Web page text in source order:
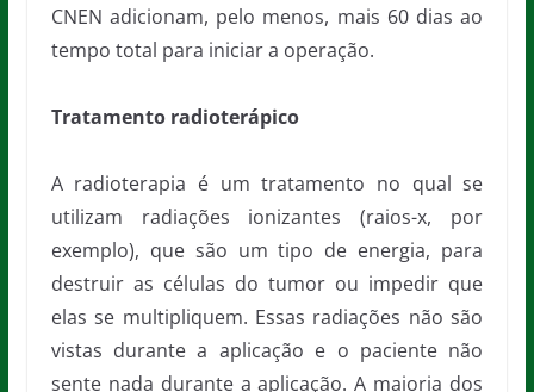
CNEN adicionam, pelo menos, mais 60 dias ao
tempo total para iniciar a operação.
Tratamento radioterápico
A radioterapia é um tratamento no qual se
utilizam radiações ionizantes (raios-x, por
exemplo), que são um tipo de energia, para
destruir as células do tumor ou impedir que
elas se multipliquem. Essas radiações não são
vistas durante a aplicação e o paciente não
sente nada durante a aplicação. A maioria dos